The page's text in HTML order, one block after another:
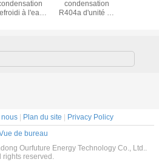
à l'eau
condensation
R404a d'unité de
forcé de
| Plan du site
Privacy Policy
de bureau
Ourfuture Energy Technology Co., Ltd..
rights reserved.